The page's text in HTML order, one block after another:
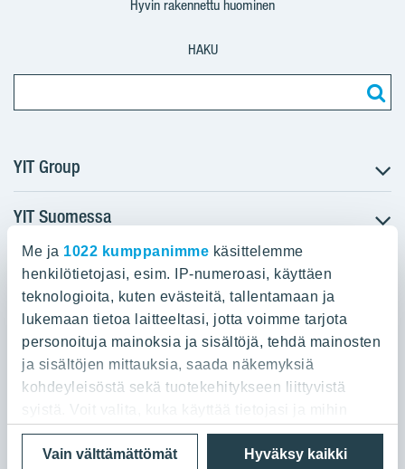
Me ja 1022 kumppanimme käsittelemme
henkilötietojasi, esim. IP-numeroasi, käyttäen
teknologioita, kuten evästeitä, tallentamaan ja
lukemaan tietoa laitteeltasi, jotta voimme tarjota
personoituja mainoksia ja sisältöjä, tehdä mainosten
ja sisältöjen mittauksia, saada näkemyksiä
kohdeyleisöstä sekä tuotekehitykseen liittyvistä
syistä. Voit valita, kuka käyttää tietojasi ja mihin
tarkoituksiin.
Hyväksy kaikki
Vain välttämättömät
Hyvin rakennettu huominen
HAKU
YIT Group
Tietoa YIT:stä
Töihin meille
Sijoittajat
Projektit
Vastuullisuus
Media
Yhteystiedot
YIT Suomessa
Myytävät asunnot
Vuokrattavat toimitilat
Kiinteistösijoittaminen
Infrarakentaminen
Toimitilarakentaminen
Teollisuusrakentaminen
YIT:n pääkonttori
Panuntie 11, PL 36, 00620 Helsinki
020 433 111